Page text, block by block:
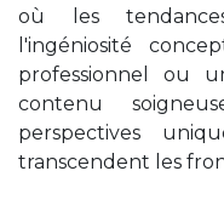
où les
l'ingéniosité
professionnel ou
contenu
perspectives
transcendent les